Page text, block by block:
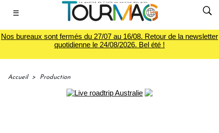
☰
Nos bureaux sont fermés du 27/07 au 16/08. Retour de la newsletter
quotidienne le 24/08/2026. Bel été !
Accueil > Production